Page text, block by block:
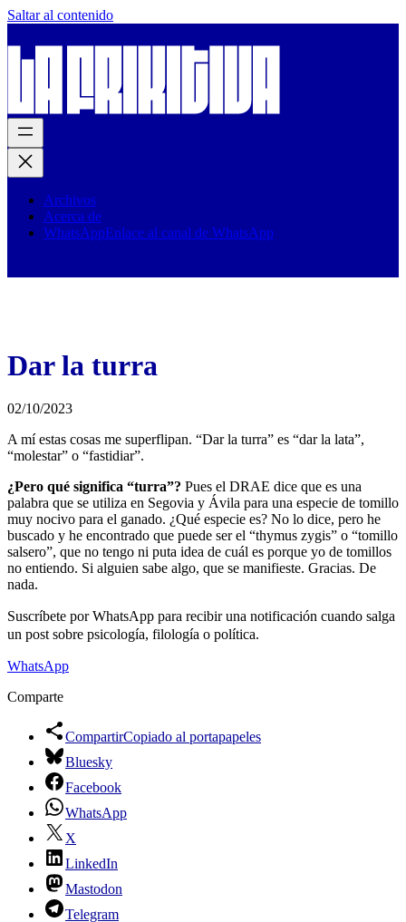
Saltar al contenido
Archivos
Acerca de
WhatsAppEnlace al canal de WhatsApp
Dar la turra
02/10/2023
A mí estas cosas me superflipan. “Dar la turra” es “dar la lata”,
“molestar” o “fastidiar”.
¿Pero qué significa “turra”? Pues el DRAE dice que es una
palabra que se utiliza en Segovia y Ávila para una especie de tomillo
muy nocivo para el ganado. ¿Qué especie es? No lo dice, pero he
buscado y he encontrado que puede ser el “thymus zygis” o “tomillo
salsero”, que no tengo ni puta idea de cuál es porque yo de tomillos
no entiendo. Si alguien sabe algo, que se manifieste. Gracias. De
nada.
Suscríbete por WhatsApp para recibir una notificación cuando salga
un post sobre psicología, filología o política.
WhatsApp
Comparte
CompartirCopiado al portapapeles
Bluesky
Facebook
WhatsApp
X
LinkedIn
Mastodon
Telegram